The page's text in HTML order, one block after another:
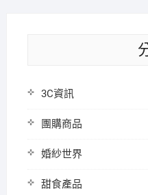
3C資訊
團購商品
婚紗世界
甜食產品